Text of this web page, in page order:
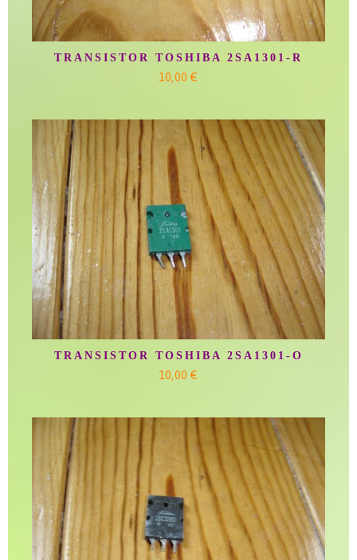
TRANSISTOR TOSHIBA 2SA1301-R
10,00 €
TRANSISTOR TOSHIBA 2SA1301-O
10,00 €